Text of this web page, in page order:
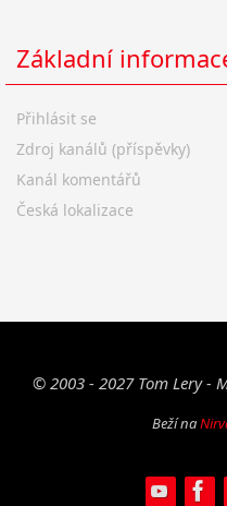
Základní
Přihlásit se
Zdroj kanálů (příspěvky)
Kanál komentářů
Česká lokalizace
© 2003 - 2027 Tom Lery -
Beží na